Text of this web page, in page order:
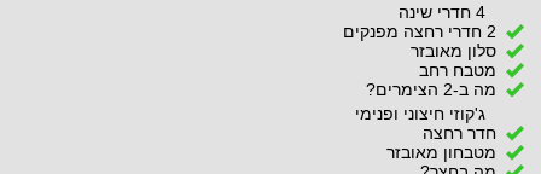
4 חדרי שינה
2 חדרי רחצה מפנקים
סלון מאובזר
מטבח רחב
מה ב-2 הצימרים?
ג'קוזי חיצוני ופנימי
חדר רחצה
מטבחון מאובזר